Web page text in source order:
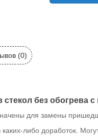
(0)
стекол без
для замены
либо доработок.